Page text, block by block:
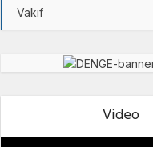
Vakıf
Video